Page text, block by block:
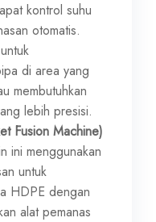
kontrol suhu
otomatis.
di area yang
membutuhkan
lebih presisi.
Fusion Machine)
ini menggunakan
untuk
HDPE dengan
alat pemanas